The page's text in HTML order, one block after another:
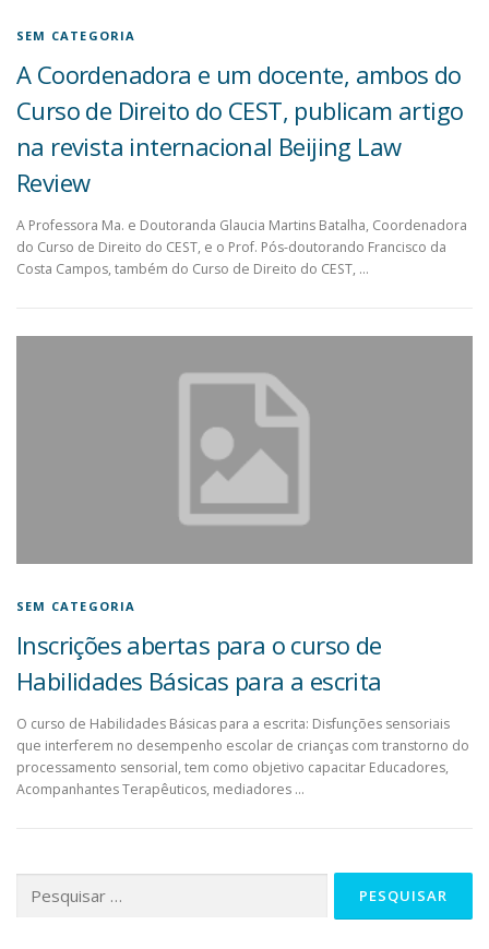
SEM CATEGORIA
A Coordenadora e um docente, ambos do
Curso de Direito do CEST, publicam artigo
na revista internacional Beijing Law
Review
A Professora Ma. e Doutoranda Glaucia Martins Batalha, Coordenadora
do Curso de Direito do CEST, e o Prof. Pós-doutorando Francisco da
Costa Campos, também do Curso de Direito do CEST, …
SEM CATEGORIA
Inscrições abertas para o curso de
Habilidades Básicas para a escrita
O curso de Habilidades Básicas para a escrita: Disfunções sensoriais
que interferem no desempenho escolar de crianças com transtorno do
processamento sensorial, tem como objetivo capacitar Educadores,
Acompanhantes Terapêuticos, mediadores …